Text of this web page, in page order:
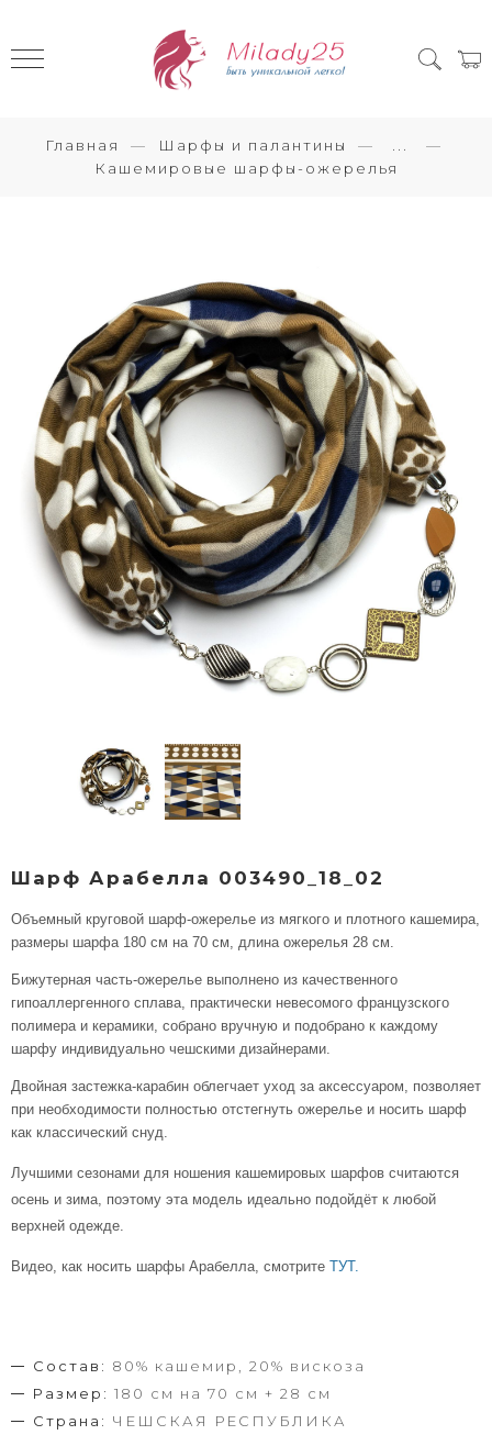
Главная Шарфы и палантины
Кашемировые шарфы-ожерелья
Шарф Арабелла 003490_18_02
Объемный круговой шарф-ожерелье из мягкого и плотного кашемира,
размеры шарфа 180 см на 70 см, длина ожерелья 28 см.
Бижутерная часть-ожерелье выполнено из качественного
гипоаллергенного сплава, практически невесомого французского
полимера и керамики, собрано вручную и подобрано к каждому
шарфу индивидуально чешскими дизайнерами.
Двойная застежка-карабин облегчает уход за аксессуаром, позволяет
при необходимости полностью отстегнуть ожерелье и носить шарф
как классический снуд.
Лучшими сезонами для ношения кашемировых шарфов считаются
осень и зима, поэтому эта модель идеально подойдёт к любой
верхней одежде.
Видео, как носить шарфы Арабелла, смотрите ТУТ.
Состав: 80% кашемир, 20% вискоза
Размер: 180 см на 70 см + 28 см
Страна: ЧЕШСКАЯ РЕСПУБЛИКА